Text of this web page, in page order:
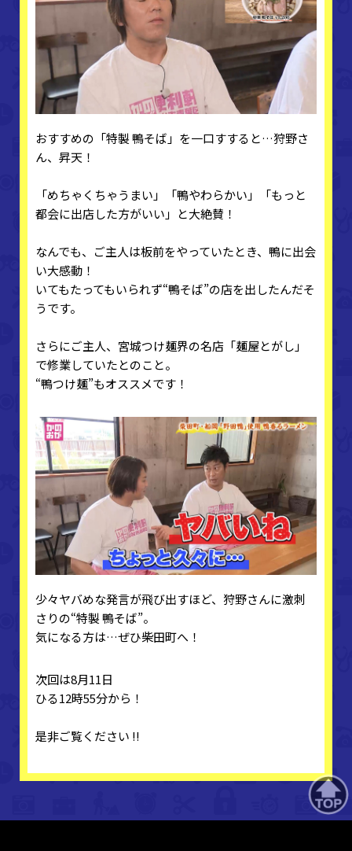
おすすめの「特製 鴨そば」を一口すすると…狩野さ
ん、昇天！
「めちゃくちゃうまい」「鴨やわらかい」「もっと
都会に出店した方がいい」と大絶賛！
なんでも、ご主人は板前をやっていたとき、鴨に出会
い大感動！
いてもたってもいられず“鴨そば”の店を出したんだそ
うです。
さらにご主人、宮城つけ麺界の名店「麺屋とがし」
で修業していたとのこと。
“鴨つけ麺”もオススメです！
少々ヤバめな発言が飛び出すほど、狩野さんに激刺
さりの“特製 鴨そば”。
気になる方は…ぜひ柴田町へ！
次回は8月11日
ひる12時55分から！
是非ご覧ください !!